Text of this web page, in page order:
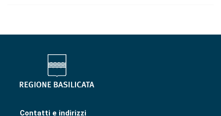
Contatti e indirizzi